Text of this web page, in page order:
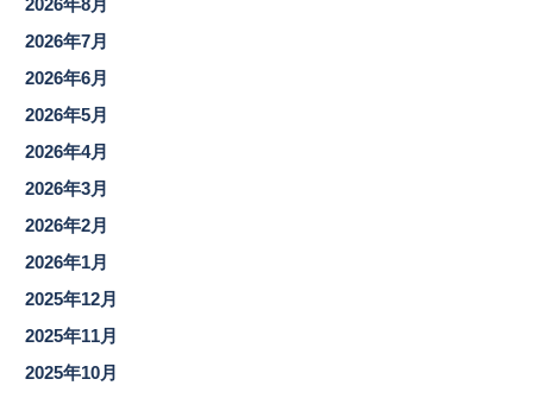
2026年8月
2026年7月
2026年6月
2026年5月
2026年4月
2026年3月
2026年2月
2026年1月
2025年12月
2025年11月
2025年10月